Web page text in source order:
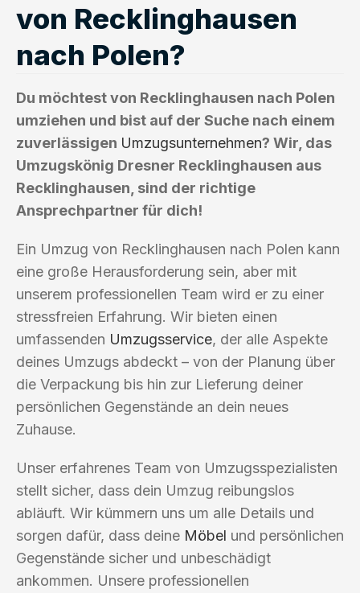
von Recklinghausen
nach Polen?
Du möchtest von Recklinghausen nach Polen
umziehen und bist auf der Suche nach einem
zuverlässigen Umzugsunternehmen? Wir, das
Umzugskönig Dresner Recklinghausen aus
Recklinghausen, sind der richtige
Ansprechpartner für dich!
Ein Umzug von Recklinghausen nach Polen kann
eine große Herausforderung sein, aber mit
unserem professionellen Team wird er zu einer
stressfreien Erfahrung. Wir bieten einen
umfassenden Umzugsservice, der alle Aspekte
deines Umzugs abdeckt – von der Planung über
die Verpackung bis hin zur Lieferung deiner
persönlichen Gegenstände an dein neues
Zuhause.
Unser erfahrenes Team von Umzugsspezialisten
stellt sicher, dass dein Umzug reibungslos
abläuft. Wir kümmern uns um alle Details und
sorgen dafür, dass deine Möbel und persönlichen
Gegenstände sicher und unbeschädigt
ankommen. Unsere professionellen